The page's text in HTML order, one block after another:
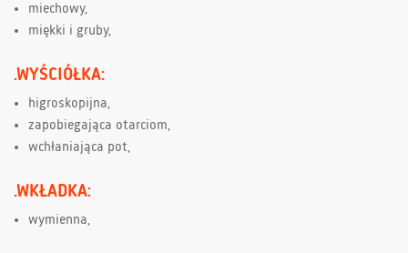
miechowy,
miękki i gruby,
.WYŚCIÓŁKA:
higroskopijna,
zapobiegająca otarciom,
wchłaniająca pot,
.WKŁADKA:
wymienna,